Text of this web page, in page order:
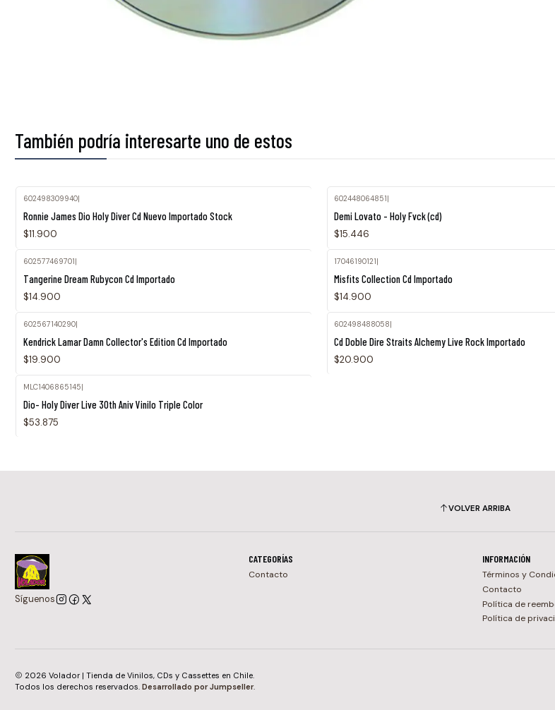
También podría interesarte uno de estos
602498309940|
Ronnie James Dio Holy Diver Cd Nuevo Importado Stock
$11.900
602448064851|
Demi Lovato - Holy Fvck (cd)
$15.446
602577469701|
Tangerine Dream Rubycon Cd Importado
$14.900
17046190121|
Misfits Collection Cd Importado
$14.900
602567140290|
Kendrick Lamar Damn Collector's Edition Cd Importado
$19.900
602498488058
Cd Doble Dire Straits Alchemy Live Rock Importado
$20.900
MLC1406865145
Dio- Holy Diver Live 30th Aniv Vinilo Triple Color
$53.875
VOLVER ARRIBA
Síguenos
CATEGORÍAS
Contacto
INFORMACIÓN
Términos y
Contacto
Política de
Política de
2026 Volador | Tienda de Vinilos, CDs y Cassettes en Chile.
Todos los derechos reservados. Desarrollado por Jumpseller.